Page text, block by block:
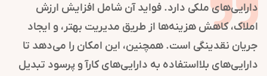
فرایند با مدیریت ارتباطات و
سازمان را تقویت می‌کند.
به موقعیت‌یابی برند کمک
را به ذینفعان می‌رسانند.
دارایی‌های ملکی
املاک، کاهش
جریان نقدینگی است.
دارایی‌های